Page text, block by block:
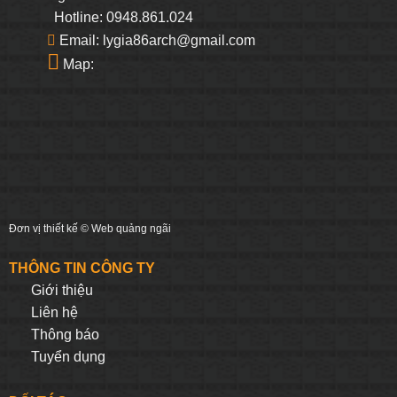
Hotline: 0948.861.024
Email: lygia86arch@gmail.com
Map:
Đơn vị thiết kế © Web quảng ngãi
THÔNG TIN CÔNG TY
Giới thiệu
Liên hệ
Thông báo
Tuyển dụng